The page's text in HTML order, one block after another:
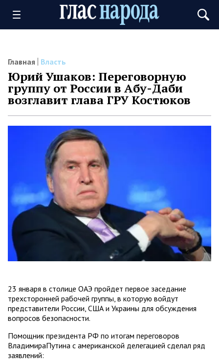
Главная Власть
Юрий Ушаков: Переговорную
группу от России в Абу-Даби
возглавит глава ГРУ Костюков
23 января в столице ОАЭ пройдет первое заседание
трехсторонней рабочей группы, в которую войдут
представители России, США и Украины для обсуждения
вопросов безопасности.
Помощник президента РФ по итогам переговоров
ВладимираПутина с американской делегацией сделал ряд
заявлений: